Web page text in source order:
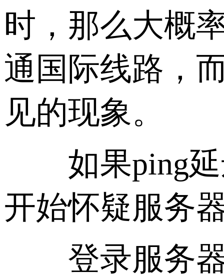
时，那么大概
通国际线路，
见的现象。
如果ping延
开始怀疑服务
登录服务器